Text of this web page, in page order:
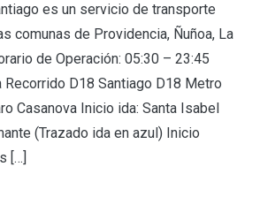
es un servicio de transporte
comunas de Providencia, Ñuñoa, La
de Operación: 05:30 – 23:45
Recorrido D18 Santiago D18 Metro
Casanova Inicio ida: Santa Isabel
(Trazado ida en azul) Inicio
[…]